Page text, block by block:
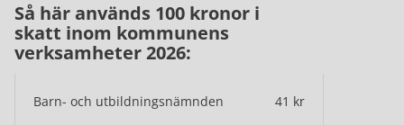
Så här används 100 kronor i
skatt inom kommunens
verksamheter 2026:
Barn- och utbildningsnämnden 41 kr